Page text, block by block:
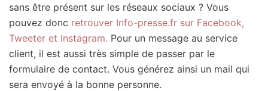
sans être présent sur les réseaux sociaux ? Vous
pouvez donc retrouver Info-presse.fr sur Facebook,
Tweeter et Instagram. Pour un message au service
client, il est aussi très simple de passer par le
formulaire de contact. Vous générez ainsi un mail qui
sera envoyé à la bonne personne.